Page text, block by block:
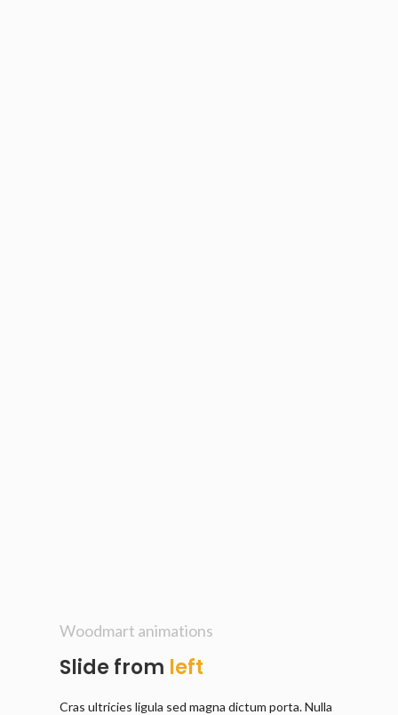
Woodmart animations
Slide from left
Cras ultricies ligula sed magna dictum porta. Nulla